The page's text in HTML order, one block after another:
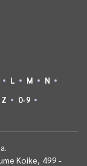
L M
N
Z 0-9
Koike, 499 -